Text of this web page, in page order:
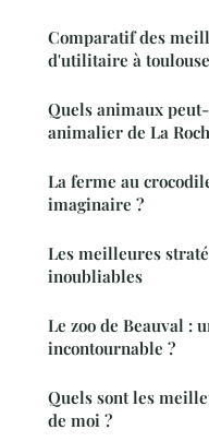
Comparatif des
d'utilitaire à toulouse
Quels animaux
animalier de La
La ferme au
imaginaire ?
Les meilleures
inoubliables
Le zoo de Beauval :
incontournable ?
Quels sont les
de moi ?